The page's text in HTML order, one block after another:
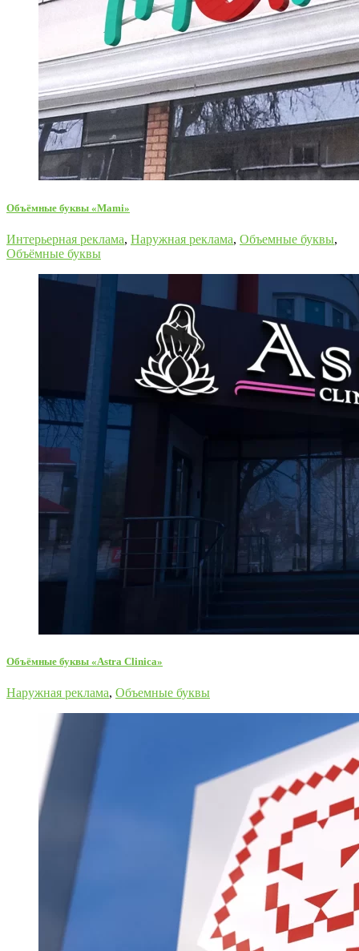
Объёмные буквы «Mami»
Интерьерная реклама, Наружная реклама, Объемные буквы,
Объёмные буквы
Объёмные буквы «Astra Clinica»
Наружная реклама, Объемные буквы